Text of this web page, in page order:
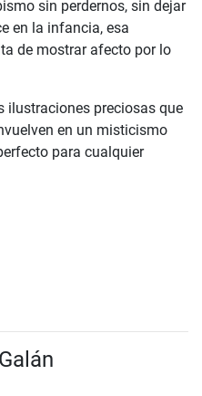
sin perdernos, sin dejar
en la infancia, esa
de mostrar afecto por lo
ilustraciones preciosas que
en un misticismo
para cualquier